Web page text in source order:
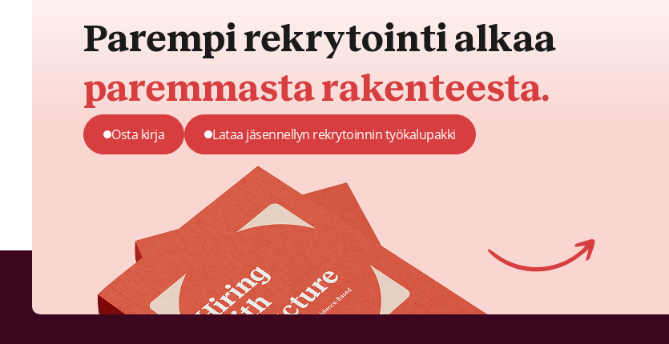
Parempi rekrytointi alkaa
paremmasta rakenteesta.
Osta kirja Lataa jäsennellyn rekrytoinnin työkalupakki